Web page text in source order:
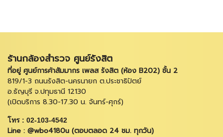
ร้านกล้องสำรวจ ศูนย์รังสิต
ที่อยู่ ศูนย์การค้าสัมมากร เพลส รังสิต (ห้อง B202) ชั้น 2
819/1-3 ถนนรังสิต-นครนายก ต.ประชาธิปัตย์
อ.ธัญบุรี จ.ปทุมธานี 12130
(เปิดบริการ 8.30-17.30 น. จันทร์-ศุกร์)
โทร : 02-103-4542
Line : @wbo4180u (ตอบตลอด 24 ชม. ทุกวัน)